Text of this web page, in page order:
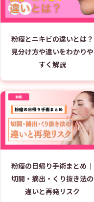
粉瘤とニキビの違いとは？
見分け方や違いをわかりや
すく解説
粉瘤の日帰り手術まとめ｜
切開・摘出・くり抜き法の
違いと再発リスク